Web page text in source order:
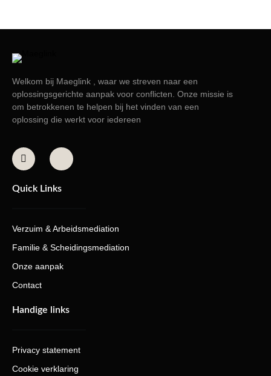
Welkom bij Maeglink , waar we streven naar een
oplossingsgerichte aanpak voor conflicten. Onze missie is
om betrokkenen te helpen bij het vinden van een
oplossing die werkt voor iedereen
Quick Links
Verzuim & Arbeidsmediation
Familie & Scheidingsmediation
Onze aanpak
Contact
Handige links
Privacy statement
Cookie verklaring